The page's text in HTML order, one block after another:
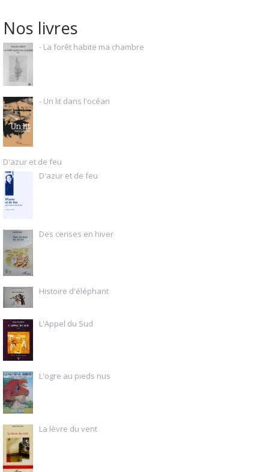
Nos livres
- La forêt habite ma chambre
- Un lit dans l'océan
D'azur et de feu
D'azur et de feu
Des cerises en hiver
Histoire d'éléphant
L'Appel du Sud
L'ogre au pieds nus
La lèvre du vent